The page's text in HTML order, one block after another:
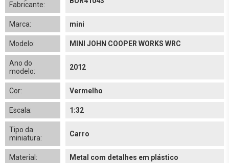
Fabricante:
Marca: mini
Modelo: MINI JOHN COOPER WORKS WRC
Ano do
modelo:
2012
Cor: Vermelho
Escala: 1:32
Tipo da
miniatura:
Carro
Material: Metal com detalhes em plástico